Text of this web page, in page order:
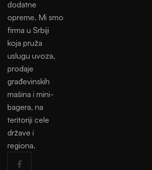
dodatne
opreme. Mi smo
firma u Srbiji
koja pruža
uslugu uvoza,
prodaje
građevinskih
mašina i mini-
bagera, na
teritoriji cele
države i
regiona.